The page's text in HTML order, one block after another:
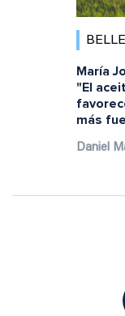
María
"El
más
Daniel